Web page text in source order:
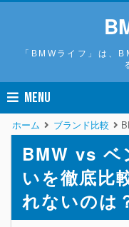
「BMWライフ」は、
MENU
ホーム ブランド比較
BMW vs ベ
いを徹底比
れないのは